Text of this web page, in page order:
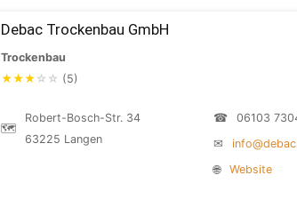
Debac Trockenbau GmbH
Trockenbau
★★★ ☆ ☆ (5)
🗺
Robert-Bosch-Str. 34
63225 Langen
☎
06103
✉
🌐
Website